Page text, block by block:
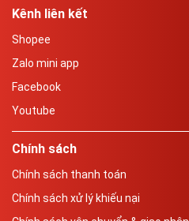
Kênh liên kết
Shopee
Zalo mini app
Facebook
Youtube
Chính sách
Chính sách thanh toán
Chính sách xử lý khiếu nại